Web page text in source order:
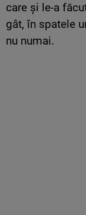
care și le-a
gât, în spatele
nu numai.